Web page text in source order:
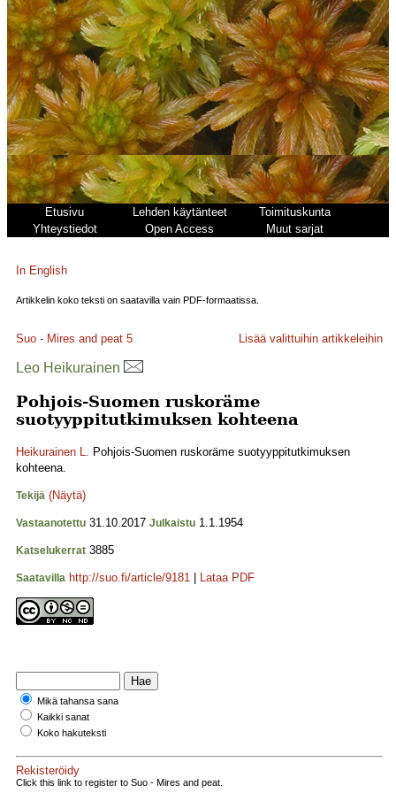
Etusivu Lehden käytänteet
Toimituskunta
Yhteystiedot
Open Access Muut sarjat
In English
Artikkelin koko teksti on saatavilla vain PDF-formaatissa.
Suo - Mires and peat 5 Lisää valittuihin artikkeleihin
Leo Heikurainen
Pohjois-Suomen ruskoräme
suotyyppitutkimuksen kohteena
Heikurainen L. Pohjois-Suomen ruskoräme suotyyppitutkimuksen
kohteena.
Tekijä (Näytä)
Vastaanotettu 31.10.2017 Julkaistu 1.1.1954
Katselukerrat 3885
Saatavilla http://suo.fi/article/9181 Lataa PDF
Mikä tahansa sana
Kaikki sanat
Koko hakuteksti
Rekisteröidy
Click this link to register to Suo - Mires and peat.